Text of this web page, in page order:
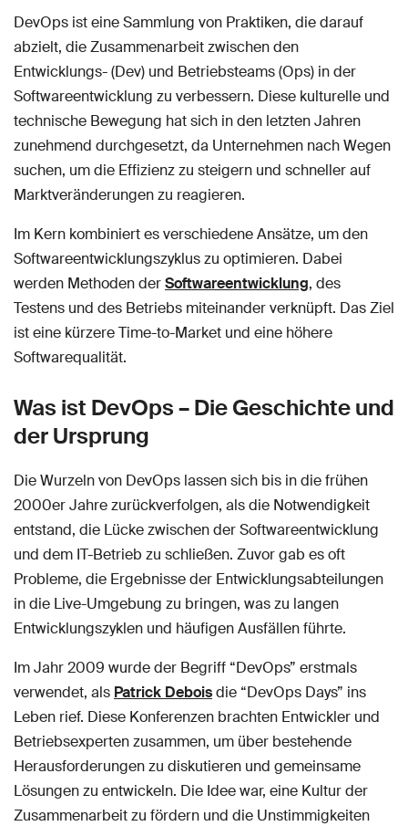
DevOps ist eine Sammlung von Praktiken, die darauf
abzielt, die Zusammenarbeit zwischen den
Entwicklungs- (Dev) und Betriebsteams (Ops) in der
Softwareentwicklung zu verbessern. Diese kulturelle und
technische Bewegung hat sich in den letzten Jahren
zunehmend durchgesetzt, da Unternehmen nach Wegen
suchen, um die Effizienz zu steigern und schneller auf
Marktveränderungen zu reagieren.
Im Kern kombiniert es verschiedene Ansätze, um den
Softwareentwicklungszyklus zu optimieren. Dabei
werden Methoden derSoftwareentwicklung, des
Testens und des Betriebs miteinander verknüpft. Das Ziel
ist eine kürzere Time-to-Market und eine höhere
Softwarequalität.
Was ist DevOps – Die Geschichte und
der Ursprung
Die Wurzeln von DevOps lassen sich bis in die frühen
2000er Jahre zurückverfolgen, als die Notwendigkeit
entstand, die Lücke zwischen der Softwareentwicklung
und dem IT-Betrieb zu schließen. Zuvor gab es oft
Probleme, die Ergebnisse der Entwicklungsabteilungen
in die Live-Umgebung zu bringen, was zu langen
Entwicklungszyklen und häufigen Ausfällen führte.
Im Jahr 2009 wurde der Begriff “DevOps” erstmals
verwendet, als Patrick Deboisdie “DevOps Days” ins
Leben rief. Diese Konferenzen brachten Entwickler und
Betriebsexperten zusammen, um über bestehende
Herausforderungen zu diskutieren und gemeinsame
Lösungen zu entwickeln. Die Idee war, eine Kultur der
Zusammenarbeit zu fördern und die Unstimmigkeiten